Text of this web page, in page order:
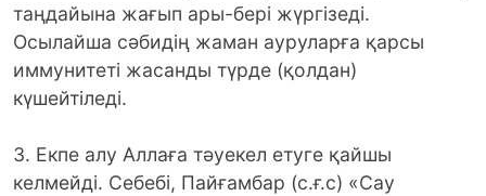
таңдайына жағып ары-бері жүргізеді.
Осылайша сәбидің жаман ауруларға қарсы
иммунитеті жасанды түрде (қолдан)
күшейтіледі.
3. Екпе алу Аллаға тәуекел етуге қайшы
келмейді. Себебі, Пайғамбар (с.ғ.с) «Сау